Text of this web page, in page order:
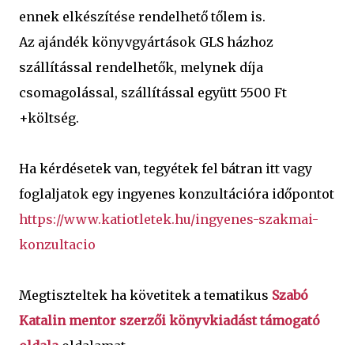
ennek elkészítése rendelhető tőlem is.
Az ajándék könyvgyártások GLS házhoz
szállítással rendelhetők, melynek díja
csomagolással, szállítással együtt 5500 Ft
+költség.
Ha kérdésetek van, tegyétek fel bátran itt vagy
https://www.katiotletek.hu/ingyenes-szakmai-
konzultacio
Megtiszteltek ha követitek a tematikus Szabó
Katalin mentor szerzői könyvkiadást támogató